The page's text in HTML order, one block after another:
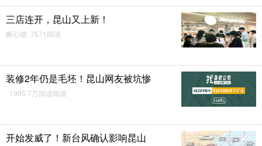
三店连开，昆山又上新！
断心锁 7571阅读
装修2年仍是毛坯！昆山网友被坑惨
1995.7万阅读阅读
开始发威了！新台风确认影响昆山